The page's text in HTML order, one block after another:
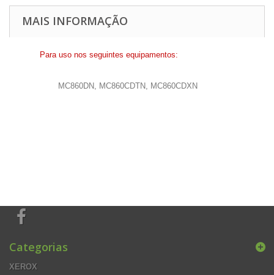
MAIS INFORMAÇÃO
Para uso nos seguintes equipamentos:
MC860DN, MC860CDTN, MC860CDXN
Categorias
XEROX